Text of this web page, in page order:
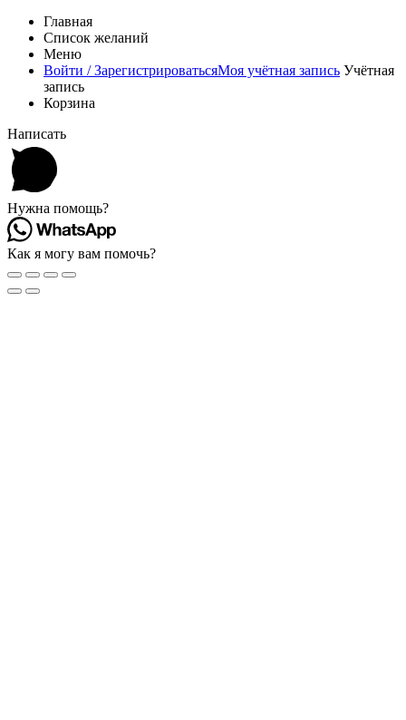
Главная
Список желаний
Меню
Войти / ЗарегистрироватьсяМоя учётная запись Учётная
запись
Корзина
Написать
Нужна помощь?
Как я могу вам помочь?